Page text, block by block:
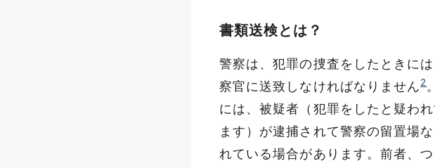
書類送検とは？
警察は、犯罪の捜査をしたときに
察官に送致しなければなりません2
には、被疑者（犯罪をしたと疑わ
ます）が逮捕されて警察の留置場
れている場合があります。前者、